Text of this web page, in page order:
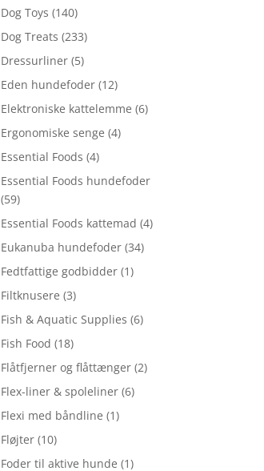
Dog Toys (140)
Dog Treats (233)
Dressurliner (5)
Eden hundefoder (12)
Elektroniske kattelemme (6)
Ergonomiske senge (4)
Essential Foods (4)
Essential Foods hundefoder
(59)
Essential Foods kattemad (4)
Eukanuba hundefoder (34)
Fedtfattige godbidder (1)
Filtknusere (3)
Fish & Aquatic Supplies (6)
Fish Food (18)
Flåtfjerner og flåttænger (2)
Flex-liner & spoleliner (6)
Flexi med båndline (1)
Fløjter (10)
Foder til aktive hunde (1)